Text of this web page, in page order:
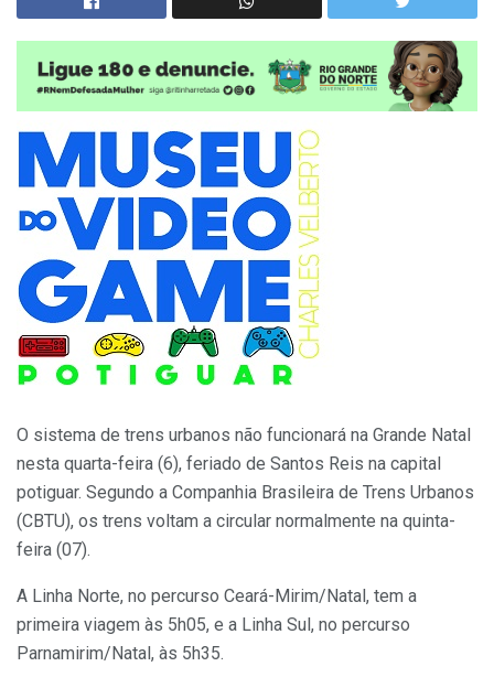
O sistema de trens urbanos não funcionará na Grande Natal
nesta quarta-feira (6), feriado de Santos Reis na capital
potiguar. Segundo a Companhia Brasileira de Trens Urbanos
(CBTU), os trens voltam a circular normalmente na quinta-
feira (07).
A Linha Norte, no percurso Ceará-Mirim/Natal, tem a
primeira viagem às 5h05, e a Linha Sul, no percurso
Parnamirim/Natal, às 5h35.